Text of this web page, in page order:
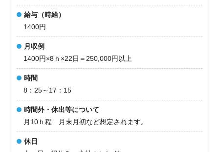
給与（時給）
1400円
月収例
1400円×8ｈ×22日＝250,000円以上
時間
8：25～17：15
時間外・休出等について
月10ｈ程 月末月初など想定されます。
休日